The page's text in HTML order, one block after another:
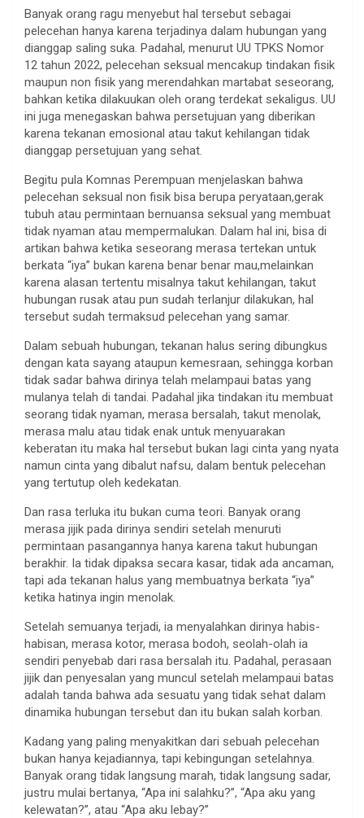
Banyak orang ragu menyebut hal tersebut sebagai
pelecehan hanya karena terjadinya dalam hubungan yang
dianggap saling suka. Padahal, menurut UU TPKS Nomor
12 tahun 2022, pelecehan seksual mencakup tindakan fisik
maupun non fisik yang merendahkan martabat seseorang,
bahkan ketika dilakuukan oleh orang terdekat sekaligus. UU
ini juga menegaskan bahwa persetujuan yang diberikan
karena tekanan emosional atau takut kehilangan tidak
dianggap persetujuan yang sehat.
Begitu pula Komnas Perempuan menjelaskan bahwa
pelecehan seksual non fisik bisa berupa peryataan,gerak
tubuh atau permintaan bernuansa seksual yang membuat
tidak nyaman atau mempermalukan. Dalam hal ini, bisa di
artikan bahwa ketika seseorang merasa tertekan untuk
berkata “iya” bukan karena benar benar mau,melainkan
karena alasan tertentu misalnya takut kehilangan, takut
hubungan rusak atau pun sudah terlanjur dilakukan, hal
tersebut sudah termaksud pelecehan yang samar.
Dalam sebuah hubungan, tekanan halus sering dibungkus
dengan kata sayang ataupun kemesraan, sehingga korban
tidak sadar bahwa dirinya telah melampaui batas yang
mulanya telah di tandai. Padahal jika tindakan itu membuat
seorang tidak nyaman, merasa bersalah, takut menolak,
merasa malu atau tidak enak untuk menyuarakan
keberatan itu maka hal tersebut bukan lagi cinta yang nyata
namun cinta yang dibalut nafsu, dalam bentuk pelecehan
yang tertutup oleh kedekatan.
Dan rasa terluka itu bukan cuma teori. Banyak orang
merasa jijik pada dirinya sendiri setelah menuruti
permintaan pasangannya hanya karena takut hubungan
berakhir. Ia tidak dipaksa secara kasar, tidak ada ancaman,
tapi ada tekanan halus yang membuatnya berkata “iya”
ketika hatinya ingin menolak.
Setelah semuanya terjadi, ia menyalahkan dirinya habis-
habisan, merasa kotor, merasa bodoh, seolah-olah ia
sendiri penyebab dari rasa bersalah itu. Padahal, perasaan
jijik dan penyesalan yang muncul setelah melampaui batas
adalah tanda bahwa ada sesuatu yang tidak sehat dalam
dinamika hubungan tersebut dan itu bukan salah korban.
Kadang yang paling menyakitkan dari sebuah pelecehan
bukan hanya kejadiannya, tapi kebingungan setelahnya.
Banyak orang tidak langsung marah, tidak langsung sadar,
justru mulai bertanya, “Apa ini salahku?”, “Apa aku yang
kelewatan?”, atau “Apa aku lebay?”